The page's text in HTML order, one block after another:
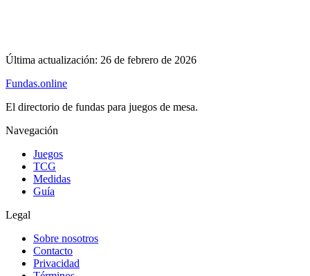
Última actualización: 26 de febrero de 2026
Fundas.online
El directorio de fundas para juegos de mesa.
Navegación
Juegos
TCG
Medidas
Guía
Legal
Sobre nosotros
Contacto
Privacidad